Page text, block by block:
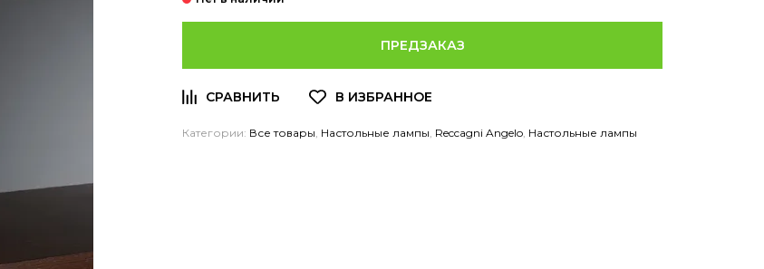
ПРЕДЗАКАЗ
Категории: Все товары Настольные лампы Reccagni Angelo Настольные лампы